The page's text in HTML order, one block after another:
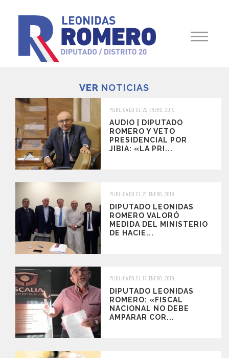
VER NOTICIAS
PUBLICADO EL 22 ENERO, 2019
AUDIO | DIPUTADO
ROMERO Y VETO
PRESIDENCIAL POR
JIBIA: «LA PRI...
PUBLICADO EL 21 ENERO, 2019
DIPUTADO LEONIDAS
ROMERO VALORÓ
MEDIDA DEL MINISTERIO
DE HACIE...
PUBLICADO EL 17 ENERO, 2019
DIPUTADO LEONIDAS
ROMERO: «FISCAL
NACIONAL NO DEBE
AMPARAR COR...